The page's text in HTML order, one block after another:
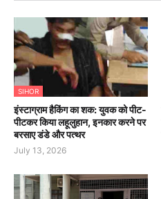
SIHOR
इंस्टाग्राम हैकिंग का शक: युवक को पीट-
पीटकर किया लहूलुहान, इनकार करने पर
बरसाए डंडे और पत्थर
July 13, 2026